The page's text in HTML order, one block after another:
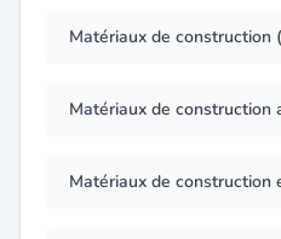
Matériaux de construction
Matériaux de construction